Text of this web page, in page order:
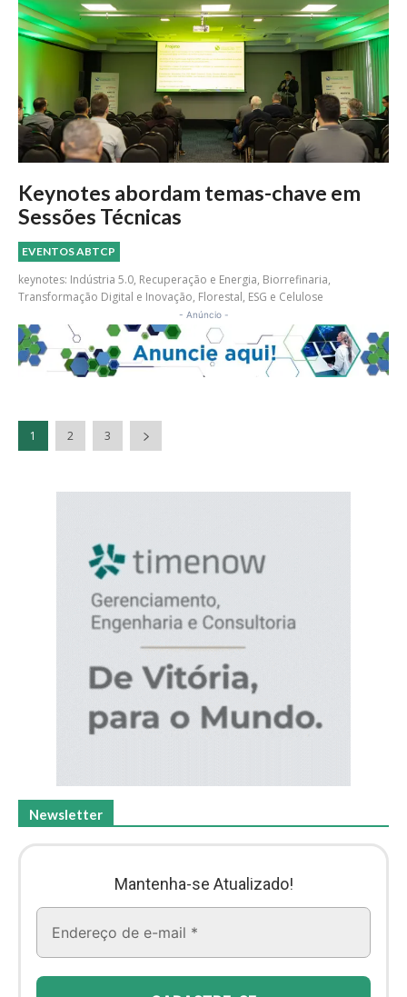
Keynotes abordam temas-chave em
Sessões Técnicas
EVENTOS ABTCP
keynotes: Indústria 5.0, Recuperação e Energia, Biorrefinaria,
Transformação Digital e Inovação, Florestal, ESG e Celulose
- Anúncio -
1 2 3
Mantenha-se Atualizado!